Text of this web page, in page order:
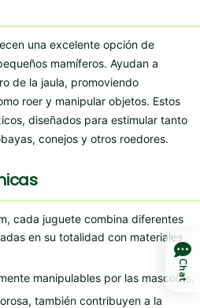
una excelente opción de
mamíferos. Ayudan a
de la jaula, promoviendo
roer y manipular objetos. Estos
diseñados para estimular tanto
conejos y otros roedores.
cada juguete combina diferentes
en su totalidad con materiales
manipulables por las mascotas.
también contribuyen a la
Chat